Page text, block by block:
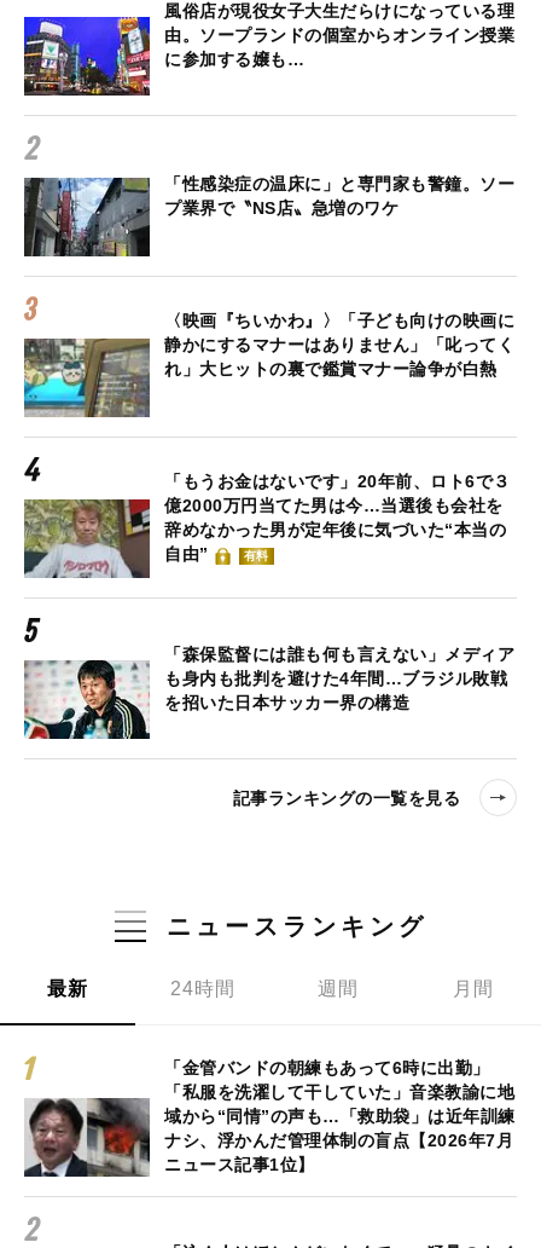
風俗店が現役女子大生だらけになっている理
由。ソープランドの個室からオンライン授業
に参加する嬢も…
「性感染症の温床に」と専門家も警鐘。ソー
プ業界で〝NS店〟急増のワケ
〈映画『ちいかわ』〉「子ども向けの映画に
静かにするマナーはありません」「叱ってく
れ」大ヒットの裏で鑑賞マナー論争が白熱
「もうお金はないです」20年前、ロト6で３
億2000万円当てた男は今…当選後も会社を
辞めなかった男が定年後に気づいた“本当の
自由”
有料
「森保監督には誰も何も言えない」メディア
も身内も批判を避けた4年間…ブラジル敗戦
を招いた日本サッカー界の構造
記事ランキングの一覧を見る
ニュースランキング
最新 24時間 週間 月間
「金管バンドの朝練もあって6時に出勤」
「私服を洗濯して干していた」音楽教諭に地
域から“同情”の声も…「救助袋」は近年訓練
ナシ、浮かんだ管理体制の盲点【2026年7月
ニュース記事1位】